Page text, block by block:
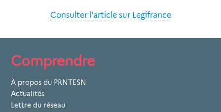
Consulter l'article sur Legifrance
Comprendre
À propos du PRNTESN
Actualités
Lettre du réseau